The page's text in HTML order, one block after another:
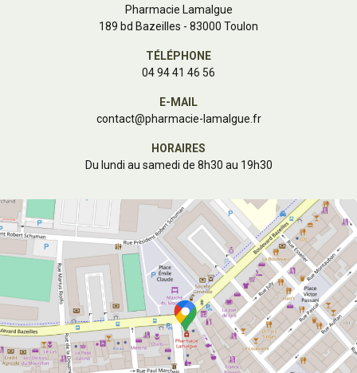
Pharmacie Lamalgue
189 bd Bazeilles - 83000 Toulon
TÉLÉPHONE
04 94 41 46 56
E-MAIL
contact@pharmacie-lamalgue.fr
HORAIRES
Du lundi au samedi de 8h30 au 19h30